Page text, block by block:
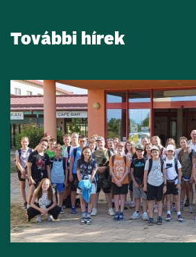
További hírek